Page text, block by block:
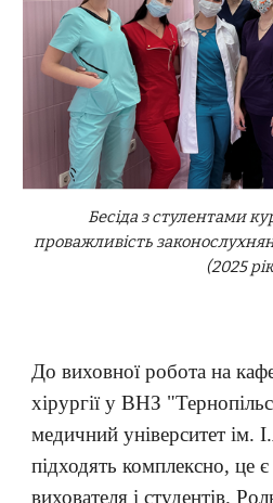
Бесіда з стулентами
проважливість
(2025
До виховної робота на
хірургії у ВНЗ
медичний університет ім.
підходять комплексно, це є
вихователя і студентів.